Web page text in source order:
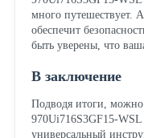
много путешествует.
обеспечит
быть уверены, что
В заключение
Подводя итоги, можно
970Ui716S3GF15-WSL
универсальный